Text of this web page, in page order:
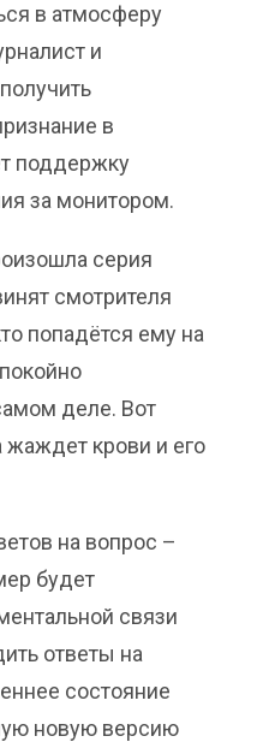
в атмосферу
и
в
поддержку
за монитором.
серия
смотрителя
попадётся ему на
деле. Вот
жаждет крови и его
на вопрос –
будет
связи
ответы на
состояние
новую версию